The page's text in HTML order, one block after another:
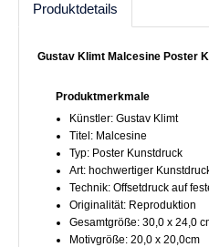
Produktdetails
Gustav Klimt Malcesine Poster
Produktmerkmale
Künstler: Gustav Klimt
Titel: Malcesine
Typ: Poster Kunstdruck
Art: hochwertiger
Technik: Offsetdruck auf
Originalität: Reproduktion
Gesamtgröße: 30,0 x 24,0
Motivgröße: 20,0 x 20,0cm